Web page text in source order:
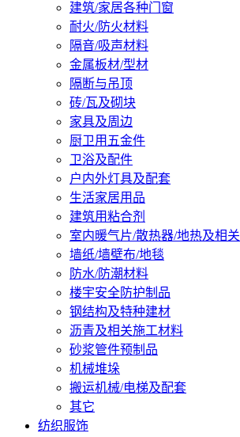
建筑/家居各种门窗
耐火/防火材料
隔音/吸声材料
金属板材/型材
隔断与吊顶
砖/瓦及砌块
家具及周边
厨卫用五金件
卫浴及配件
户内外灯具及配套
生活家居用品
建筑用粘合剂
室内暖气片/散热器/地热及相关
墙纸/墙壁布/地毯
防水/防潮材料
楼宇安全防护制品
钢结构及特种建材
沥青及相关施工材料
砂浆管件预制品
机械堆垛
搬运机械/电梯及配套
其它
纺织服饰